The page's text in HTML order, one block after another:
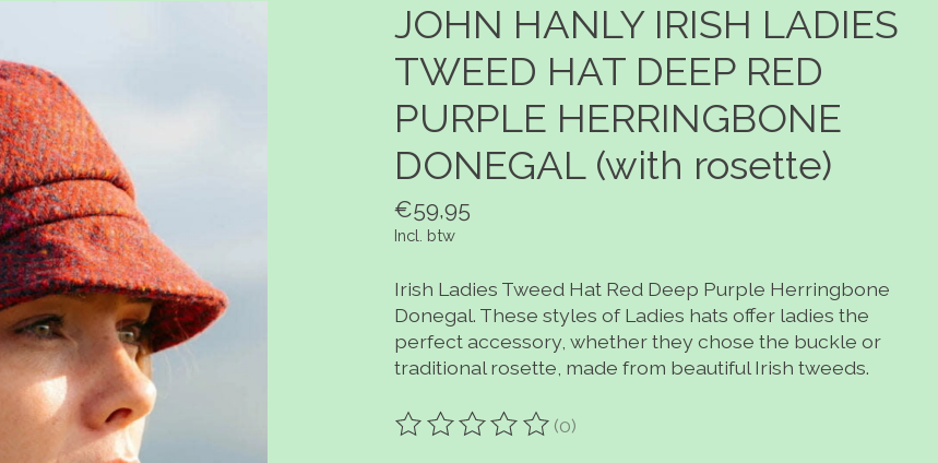
JOHN HANLY IRISH LADIES
TWEED HAT DEEP RED
PURPLE HERRINGBONE
DONEGAL (with rosette)
€59,95
Incl. btw
Irish Ladies Tweed Hat Red Deep Purple Herringbone
Donegal. These styles of Ladies hats offer ladies the
perfect accessory, whether they chose the buckle or
traditional rosette, made from beautiful Irish tweeds.
De beoordeling van dit product is
(0)